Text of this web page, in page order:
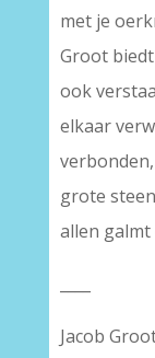
met je
Groot
ook
elkaar
grote
allen galmt
Jacob